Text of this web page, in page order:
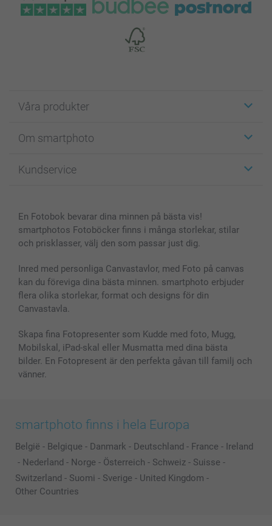
Våra produkter
Fotokort
Fotoböcker
Skal till Mobil & Surfplatta
MyNameBook
Fotoramar & Tillbehör
Presentkort
Alla fotoprodukter
Om smartphoto
För affiliates
Sitemap
Villkor och garantier
Kundservice
smartbonus
Priser & betalning
En Fotobok bevarar dina minnen på bästa vis!
smartphotos Fotoböcker finns i många storlekar, stilar
och prisklasser, välj den som passar just dig.
Inred med personliga Canvastavlor, med Foto på canvas
kan du föreviga dina bästa minnen. smartphoto erbjuder
flera olika storlekar, format och designs för din
Canvastavla.
Skapa fina Fotopresenter som Kudde med foto, Mugg,
Mobilskal, iPad-skal eller Musmatta med dina bästa
bilder. En Fotopresent är den perfekta gåvan till familj och
vänner.
smartphoto finns i hela Europa
België - Belgique - Danmark - Deutschland - France - Ireland
- Nederland - Norge - Österreich - Schweiz - Suisse -
Switzerland - Suomi - Sverige - United Kingdom -
Other Countries